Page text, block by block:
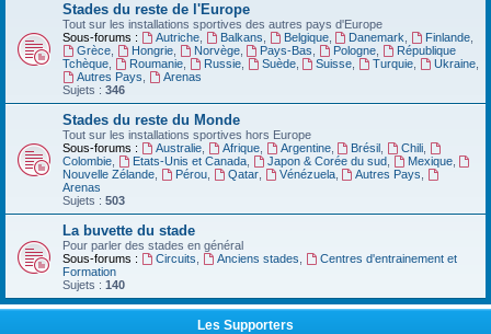
Stades du reste de l'Europe
Tout sur les installations sportives des autres pays d'Europe
Sous-forums :
Autriche, Balkans Belgique, Danemark Finlande
Grèce, Hongrie, Norvège, Pays-Bas Pologne
République
Tchèque
Roumanie, Russie, Suède, Suisse Turquie Ukraine
Autres Pays
Arenas
Sujets : 346
Stades du reste du Monde
Tout sur les installations sportives hors Europe
Sous-forums :
Australie, Afrique, Argentine, Brésil Chili
Colombie
Etats-Unis et Canada, Japon & Corée du sud, Mexique,
Nouvelle Zélande
Pérou, Qatar, Vénézuela, Autres Pays
Arenas
Sujets : 503
La buvette du stade
Pour parler des stades en général
Sous-forums :
Circuits Anciens stades
Centres d'entrainement et
Formation
Sujets : 140
Les Supporters